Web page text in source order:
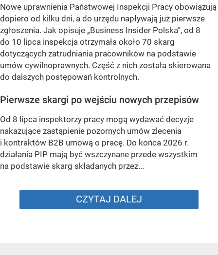
Nowe uprawnienia Państwowej Inspekcji Pracy obowiązują
dopiero od kilku dni, a do urzędu napływają już pierwsze
zgłoszenia. Jak opisuje „Business Insider Polska”, od 8
do 10 lipca inspekcja otrzymała około 70 skarg
dotyczących zatrudniania pracowników na podstawie
umów cywilnoprawnych. Część z nich została skierowana
do dalszych postępowań kontrolnych.
Pierwsze skargi po wejściu nowych przepisów
Od 8 lipca inspektorzy pracy mogą wydawać decyzje
nakazujące zastąpienie pozornych umów zlecenia
i kontraktów B2B umową o pracę. Do końca 2026 r.
działania PIP mają być wszczynane przede wszystkim
na podstawie skarg składanych przez...
CZYTAJ DALEJ